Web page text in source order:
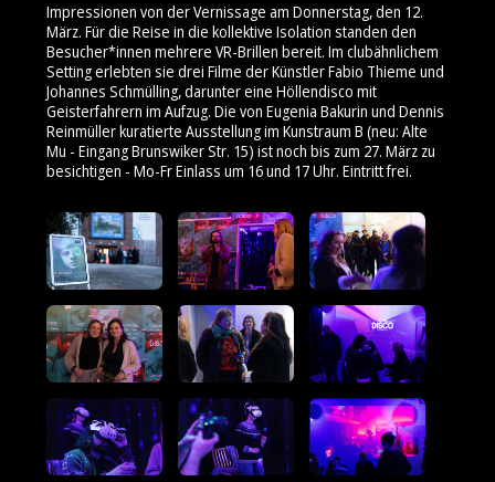
Impressionen von der Vernissage am Donnerstag, den 12.
März. Für die Reise in die kollektive Isolation standen den
Besucher*innen mehrere VR-Brillen bereit. Im clubähnlichem
Setting erlebten sie drei Filme der Künstler Fabio Thieme und
Johannes Schmülling, darunter eine Höllendisco mit
Geisterfahrern im Aufzug. Die von Eugenia Bakurin und Dennis
Reinmüller kuratierte Ausstellung im Kunstraum B (neu: Alte
Mu - Eingang Brunswiker Str. 15) ist noch bis zum 27. März zu
besichtigen - Mo-Fr Einlass um 16 und 17 Uhr. Eintritt frei.